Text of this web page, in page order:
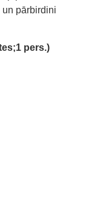
pārbirdini
pers.)